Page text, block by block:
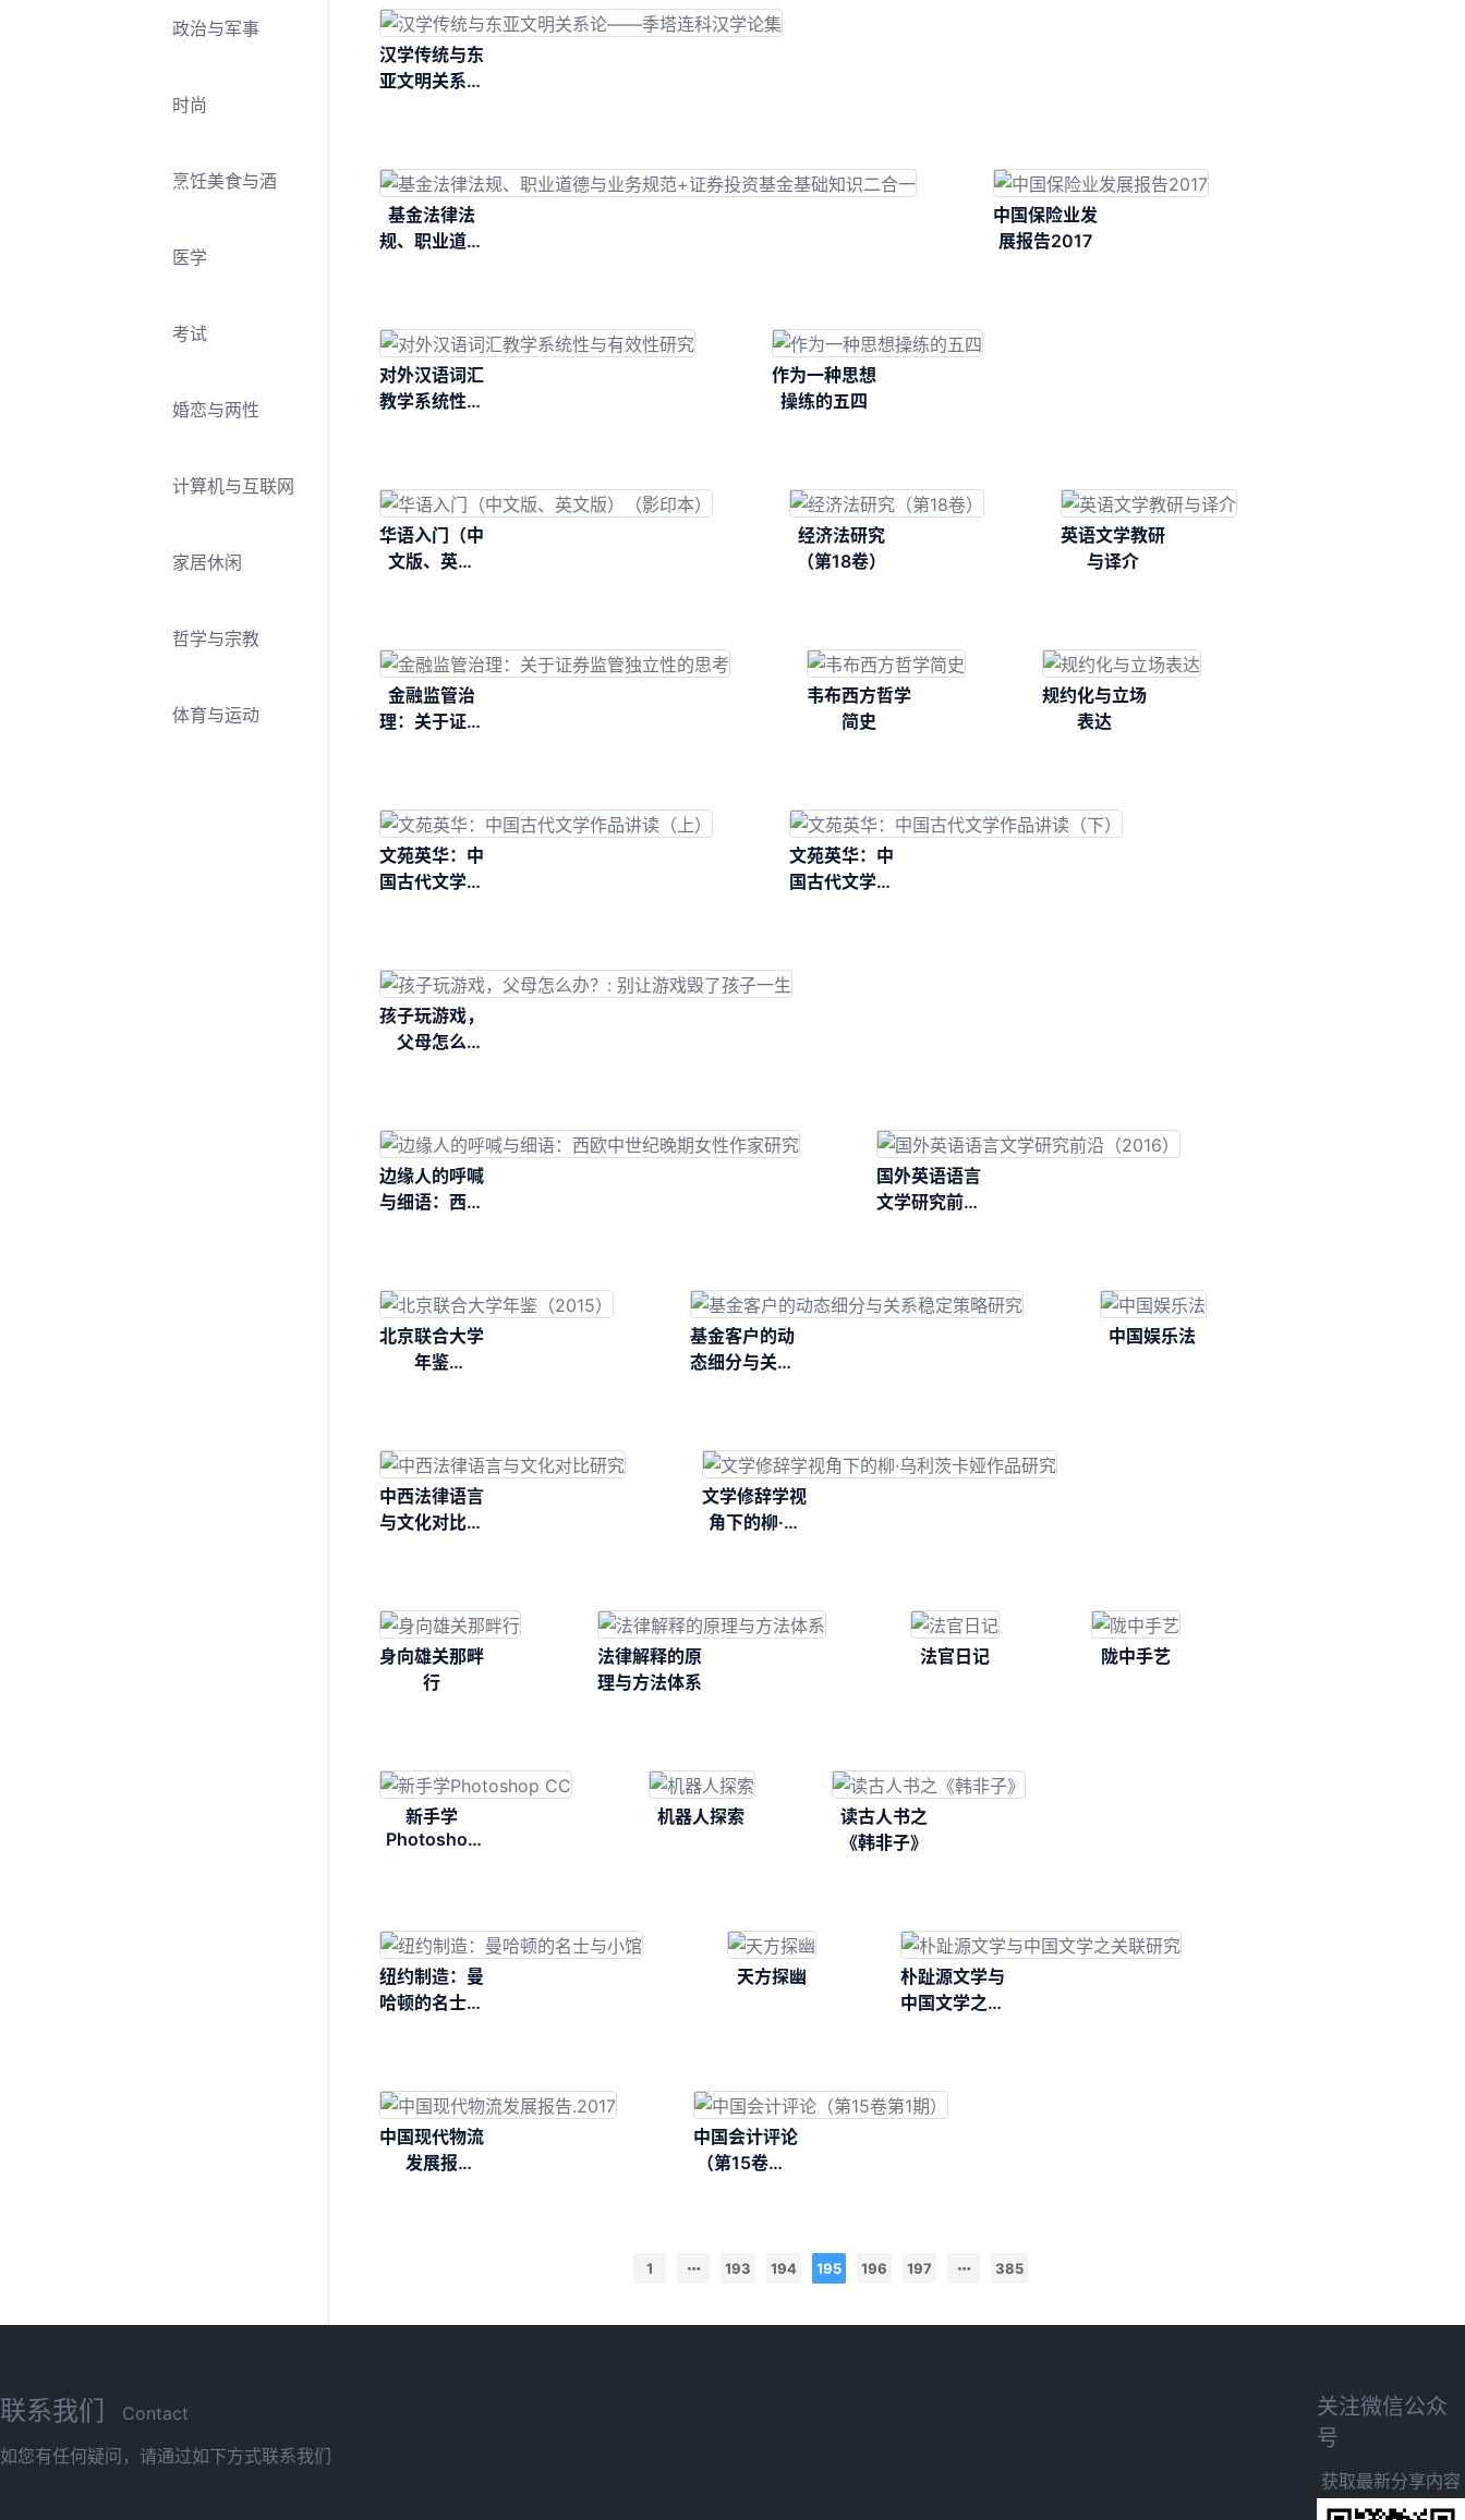
政治与军事
时尚
烹饪美食与酒
医学
考试
婚恋与两性
计算机与互联网
家居休闲
哲学与宗教
体育与运动
汉学传统与东
亚文明关系论
基金法律法
规、职业道德
合一
中国保险业发
展报告2017
对外汉语词汇
教学系统性与
作为一种思想
操练的五四
华语入门（中
文版、英文
经济法研究
（第18卷）
英语文学教研
与译介
金融监管治
理：关于证券
韦布西方哲学
简史
规约化与立场
表达
文苑英华：中
国古代文学作
文苑英华：中
国古代文学作
孩子玩游戏，
父母怎么
边缘人的呼喊
与细语：西欧
国外英语语言
文学研究前沿
北京联合大学
年鉴
基金客户的动
态细分与关系
中国娱乐法
中西法律语言
与文化对比研
文学修辞学视
角下的柳·乌
身向雄关那畔
行
法律解释的原
理与方法体系
法官日记 陇中手艺
新手学
Photoshop
机器人探索
读古人书之
《韩非子》
纽约制造：曼
哈顿的名士与
天方探幽
朴趾源文学与
中国文学之关
中国现代物流
发展报
中国会计评论
（第15卷第1
1 193 194 195 196 197 385
联系我们
Contact
如您有任何疑问，请通过如下方式联系我们
关注微信公众
号
获取最新分享内容